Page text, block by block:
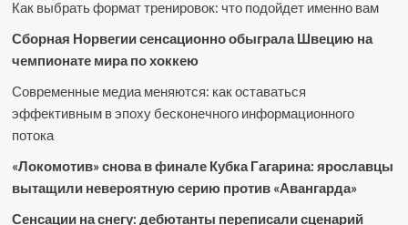
Как выбрать формат тренировок: что подойдет именно вам
Сборная Норвегии сенсационно обыграла Швецию на
чемпионате мира по хоккею
Современные медиа меняются: как оставаться
эффективным в эпоху бесконечного информационного
потока
«Локомотив» снова в финале Кубка Гагарина: ярославцы
вытащили невероятную серию против «Авангарда»
Сенсации на снегу: дебютанты переписали сценарий